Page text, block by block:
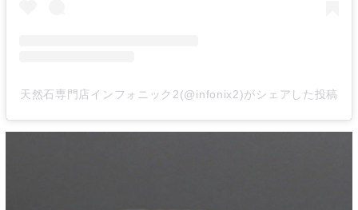
天然石専門店インフォニック2(@infonix2)がシェアした投稿